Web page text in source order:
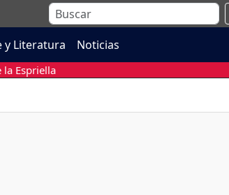
y Literatura Noticias
la Espriella